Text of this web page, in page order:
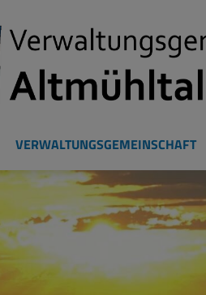
VERWALTUNGSGEMEINSCHAFT